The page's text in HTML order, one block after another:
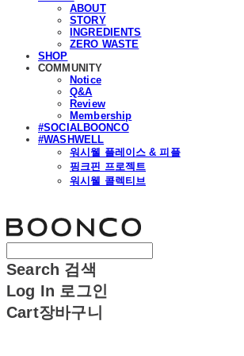
ABOUT
STORY
INGREDIENTS
ZERO WASTE
SHOP
COMMUNITY
Notice
Q&A
Review
Membership
#SOCIALBOONCO
#WASHWELL
워시웰 플레이스 & 피플
핑크핀 프로젝트
워시웰 콜렉티브
Search 검색
Log In 로그인
Cart장바구니